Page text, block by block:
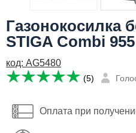
Газонокосилка
STIGA Combi
код: AG5480
(5)
Оплата при
Email:
Телефон*:
Сообщить о